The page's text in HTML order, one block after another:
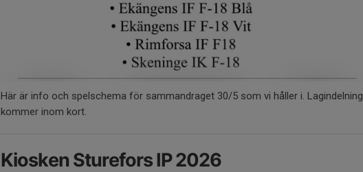
Här är info och spelschema för sammandraget 30/5 som vi håller i. Lagindelning
kommer inom kort.
Kiosken Sturefors IP 2026